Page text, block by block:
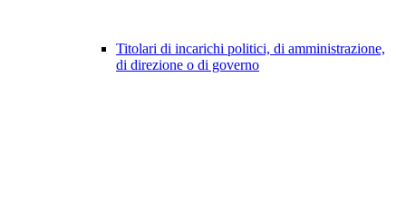
Titolari di incarichi politici, di amministrazione,
di direzione o di governo